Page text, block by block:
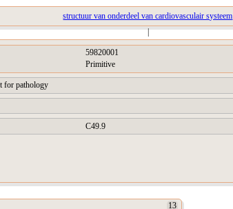
structuur van onderdeel van cardiovasculair systeem
|
59820001
Primitive
for pathology
C49.9
13